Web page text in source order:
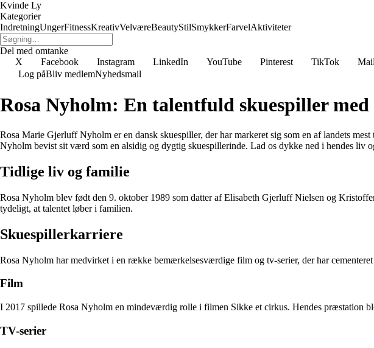
Kvinde Ly
Kategorier
IndretningUngerFitnessKreativVelværeBeautyStilSmykkerFarvelAktiviteter
Del med omtanke
X
Facebook Instagram LinkedIn YouTube Pinterest TikTok Mail
Log påBliv medlemNyhedsmail
Rosa Nyholm: En talentfuld skuespiller
Rosa Marie Gjerluff Nyholm er en dansk skuespiller, der har markeret sig som en af landets
Nyholm bevist sit værd som en alsidig og dygtig skuespillerinde. Lad os dykke ned i hendes liv
Tidlige liv og familie
Rosa Nyholm blev født den 9. oktober 1989 som datter af Elisabeth Gjerluff Nielsen og
tydeligt, at talentet løber i familien.
Skuespillerkarriere
Rosa Nyholm har medvirket i en række bemærkelsesværdige film og tv-serier, der har
Film
I 2017 spillede Rosa Nyholm en mindeværdig rolle i filmen Sikke et cirkus. Hendes præstation
TV-serier